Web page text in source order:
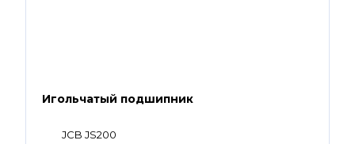
Игольчатый подшипник
JCB JS200